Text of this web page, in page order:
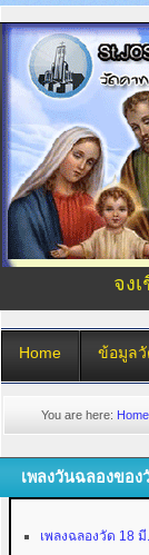
จง
Home ข้อมูลวั
You are here: Home
เพลงวันฉลองของ
เพลงฉลองวัด 18